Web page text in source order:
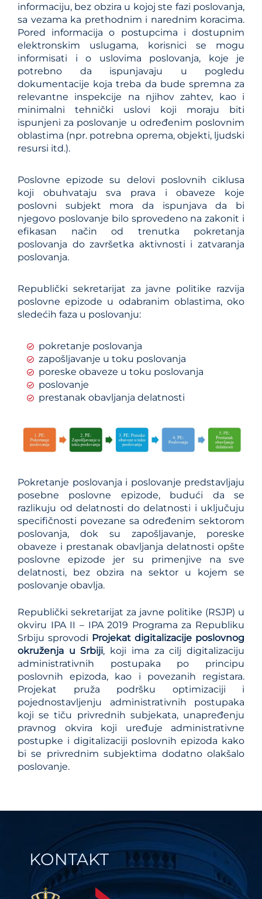
informaciju, bez obzira u kojoj ste fazi poslovanja,
sa vezama ka prethodnim i narednim koracima.
Pored informacija o postupcima i dostupnim
elektronskim uslugama, korisnici se mogu
informisati i o uslovima poslovanja, koje je
potrebno da ispunjavaju u pogledu
dokumentacije koja treba da bude spremna za
relevantne inspekcije na njihov zahtev, kao i
minimalni tehnički uslovi koji moraju biti
ispunjeni za poslovanje u određenim poslovnim
oblastima (npr. potrebna oprema, objekti, ljudski
resursi itd.).
Poslovne epizode su delovi poslovnih ciklusa
koji obuhvataju sva prava i obaveze koje
poslovni subjekt mora da ispunjava da bi
njegovo poslovanje bilo sprovedeno na zakonit i
efikasan način od trenutka pokretanja
poslovanja do završetka aktivnosti i zatvaranja
poslovanja.
Republički sekretarijat za javne politike razvija
poslovne epizode u odabranim oblastima, oko
sledećih faza u poslovanju:
pokretanje poslovanja
zapošljavanje u toku poslovanja
poreske obaveze u toku poslovanja
poslovanje
prestanak obavljanja delatnosti
Pokretanje poslovanja i poslovanje predstavljaju
posebne poslovne epizode, budući da se
razlikuju od delatnosti do delatnosti i uključuju
specifičnosti povezane sa određenim sektorom
poslovanja, dok su zapošljavanje, poreske
obaveze i prestanak obavljanja delatnosti opšte
poslovne epizode jer su primenjive na sve
delatnosti, bez obzira na sektor u kojem se
poslovanje obavlja.
Republički sekretarijat za javne politike (RSJP) u
okviru IPA II – IPA 2019 Programa za Republiku
Srbiju sprovodi Projekat digitalizacije poslovnog
okruženja u Srbiji, koji ima za cilj digitalizaciju
administrativnih postupaka po principu
poslovnih epizoda, kao i povezanih registara.
Projekat pruža podršku optimizaciji i
pojednostavljenju administrativnih postupaka
koji se tiču privrednih subjekata, unapređenju
pravnog okvira koji uređuje administrativne
postupke i digitalizaciji poslovnih epizoda kako
bi se privrednim subjektima dodatno olakšalo
poslovanje.
KONTAKT